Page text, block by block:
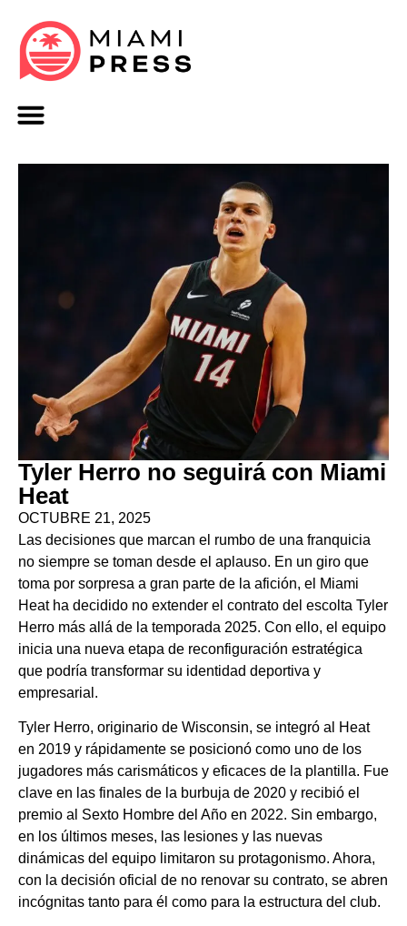
Tyler Herro no seguirá con Miami
Heat
OCTUBRE 21, 2025
Las decisiones que marcan el rumbo de una franquicia
no siempre se toman desde el aplauso. En un giro que
toma por sorpresa a gran parte de la afición, el Miami
Heat ha decidido no extender el contrato del escolta Tyler
Herro más allá de la temporada 2025. Con ello, el equipo
inicia una nueva etapa de reconfiguración estratégica
que podría transformar su identidad deportiva y
empresarial.
Tyler Herro, originario de Wisconsin, se integró al Heat
en 2019 y rápidamente se posicionó como uno de los
jugadores más carismáticos y eficaces de la plantilla. Fue
clave en las finales de la burbuja de 2020 y recibió el
premio al Sexto Hombre del Año en 2022. Sin embargo,
en los últimos meses, las lesiones y las nuevas
dinámicas del equipo limitaron su protagonismo. Ahora,
con la decisión oficial de no renovar su contrato, se abren
incógnitas tanto para él como para la estructura del club.